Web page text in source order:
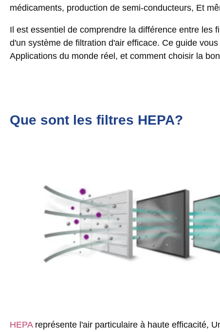
médicaments, production de semi-conducteurs, Et
Il est essentiel de comprendre la différence entre les
d'un système de filtration d'air efficace. Ce guide
Applications du monde réel, et comment choisir la
Que sont les filtres HEPA?
HEPAreprésente l'air particulaire à haute efficacité,